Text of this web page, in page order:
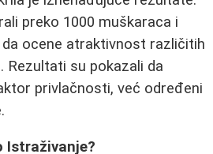
preko 1000 muškaraca i
ocene atraktivnost različitih
Rezultati su pokazali da
privlačnosti, već određeni
Istraživanje?